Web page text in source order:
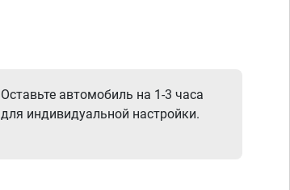
Оставьте автомобиль на 1-3 часа
для индивидуальной настройки.